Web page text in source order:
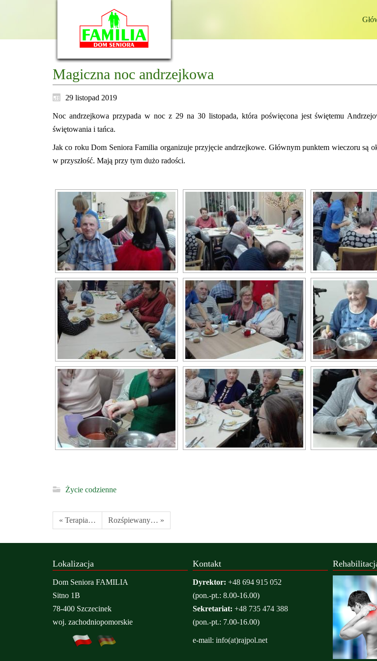
Magiczna noc andrzejkowa
29 listopad 2019
Noc andrzejkowa przypada w noc z 29 na 30 listopada, która poświęcona jest świętemu
świętowania i tańca.
Jak co roku Dom Seniora Familia organizuje przyjęcie andrzejkowe. Głównym punktem wieczoru są
w przyszłość. Mają przy tym dużo radości.
Życie codzienne
« Terapia… Rozśpiewany… »
Lokalizacja
Dom Seniora FAMILIA
Sitno 1B
78-400 Szczecinek
woj. zachodniopomorskie
Kontakt
Dyrektor: +48 694 915 052
(pon.-pt.: 8.00-16.00)
Sekretariat: +48 735 474 388
(pon.-pt.: 7.00-16.00)
e-mail: info(at)rajpol.net